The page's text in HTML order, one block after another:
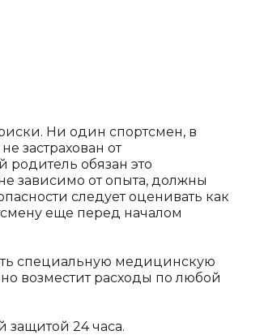
Ни один спортсмен, в
застрахован от
обязан это
зависимо от опыта, должны
следует оценивать как
еще перед началом
специальную медицинскую
возместит расходы по любой
защитой 24 часа.